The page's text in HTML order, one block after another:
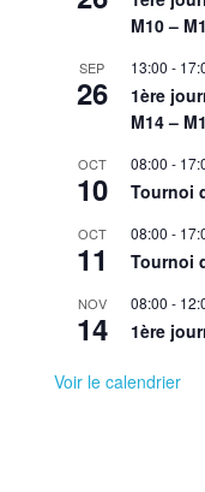
M10 –
SEP
26
13:00 -
1ère
M14 –
OCT
10
08:00 -
Tournoi
OCT
11
08:00 -
Tournoi
NOV
14
08:00 -
1ère
Voir le calendrier